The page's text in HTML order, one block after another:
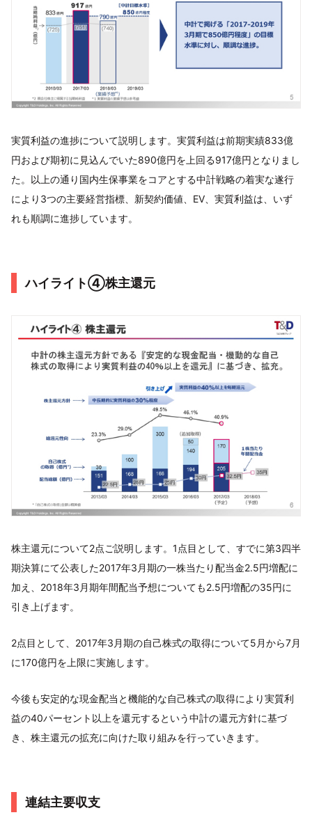
実質利益の進捗について説明します。実質利益は前期実績833億
円および期初に見込んでいた890億円を上回る917億円となりまし
た。以上の通り国内生保事業をコアとする中計戦略の着実な遂行
により3つの主要経営指標、新契約価値、EV、実質利益は、いず
れも順調に進捗しています。
ハイライト④株主還元
株主還元について2点ご説明します。1点目として、すでに第3四半
期決算にて公表した2017年3月期の一株当たり配当金2.5円増配に
加え、2018年3月期年間配当予想についても2.5円増配の35円に
引き上げます。
2点目として、2017年3月期の自己株式の取得について5月から7月
に170億円を上限に実施します。
今後も安定的な現金配当と機能的な自己株式の取得により実質利
益の40パーセント以上を還元するという中計の還元方針に基づ
き、株主還元の拡充に向けた取り組みを行っていきます。
連結主要収支